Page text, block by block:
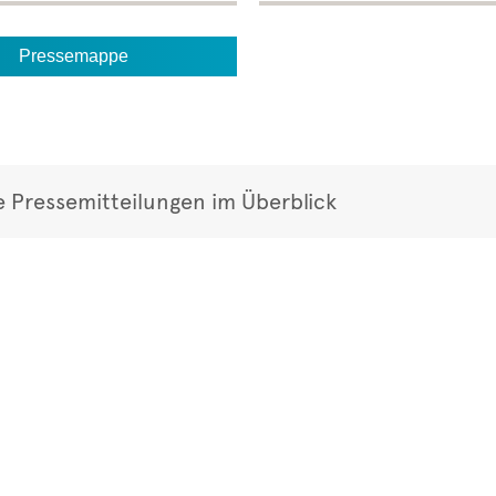
Pressemappe
Pressemitteilungen im Überblick